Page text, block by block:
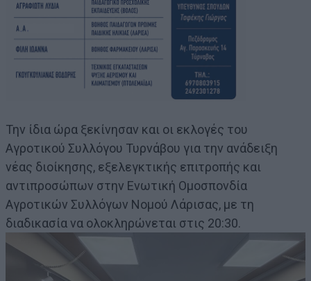
Την ίδια ώρα ξεκίνησαν και οι εκλογές του
Αγροτικού Συλλόγου Τυρνάβου για την ανάδειξη
νέας διοίκησης, εξελεγκτικής επιτροπής και
αντιπροσώπων στην Ενωτική Ομοσπονδία
Αγροτικών Συλλόγων Νομού Λάρισας, με τη
διαδικασία να ολοκληρώνεται στις 20:30.